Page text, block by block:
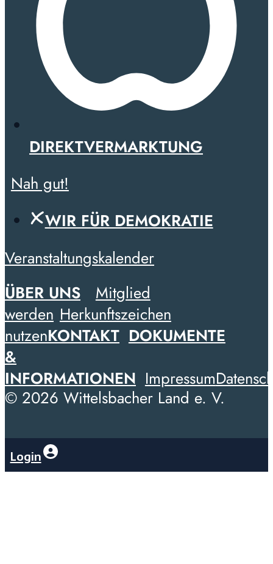
DIREKTVERMARKTUNG
Nah gut!
WIR FÜR DEMOKRATIE
Veranstaltungskalender
ÜBER UNS
Mitglied
werden Herkunftszeichen
nutzenKONTAKT DOKUMENTE
&
INFORMATIONEN Impressum
© 2026 Wittelsbacher Land e. V.
Login